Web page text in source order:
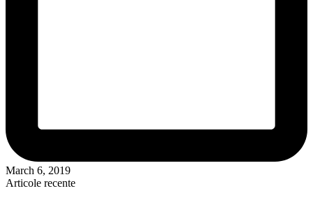
March 6, 2019
Articole recente